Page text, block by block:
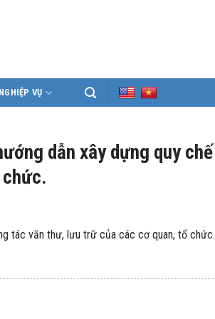
VỤ
dẫn xây dựng quy chế
tác văn thư, lưu trữ của các cơ quan, tổ chức.